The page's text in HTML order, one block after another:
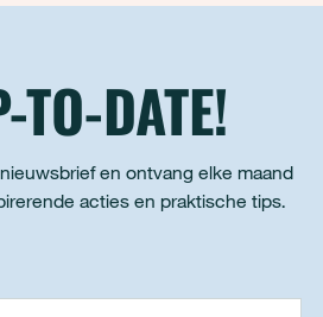
DATE!
en ontvang elke maand
acties en praktische tips.